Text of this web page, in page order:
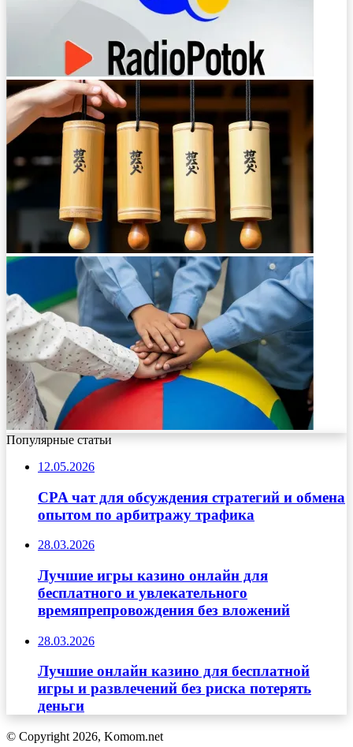
Популярные статьи
12.05.2026
CPA чат для обсуждения стратегий и обмена
опытом по арбитражу трафика
28.03.2026
Лучшие игры казино онлайн для
бесплатного и увлекательного
времяпрепровождения без вложений
28.03.2026
Лучшие онлайн казино для бесплатной
игры и развлечений без риска потерять
деньги
© Copyright 2026, Komom.net